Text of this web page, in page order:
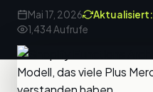
Mai 17, 2026 Aktualisiert:
1,434 Aufrufe